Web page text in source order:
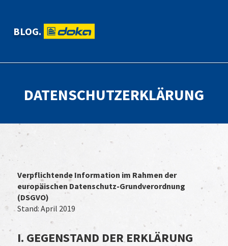
BLOG.
DATENSCHUTZERKLÄRUNG
Verpflichtende Information im Rahmen der
europäischen Datenschutz-Grundverordnung
(DSGVO)
Stand: April 2019
I. GEGENSTAND DER ERKLÄRUNG